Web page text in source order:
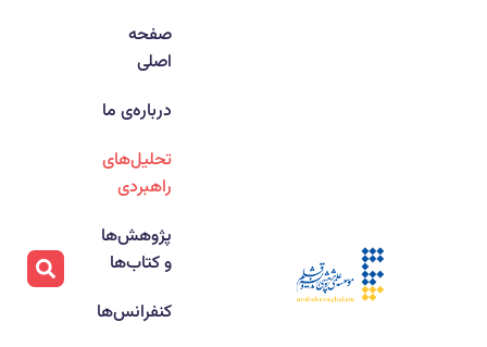
صفحه
اصلی
درباره‌ی ما
تحلیل‌های
راهبردی
پژوهش‌ها
و کتاب‌ها
کنفرانس‌ها